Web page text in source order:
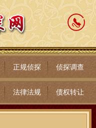
正规侦探 侦探调查
法律法规 债权转让